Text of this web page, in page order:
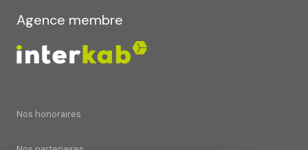
Agence membre
Nos honoraires